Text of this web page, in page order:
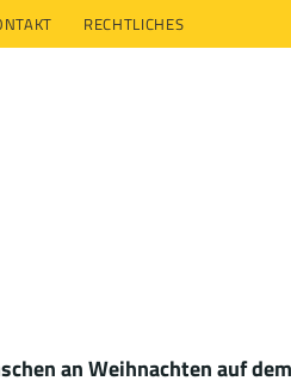
RECHTLICHES
an Weihnachten auf